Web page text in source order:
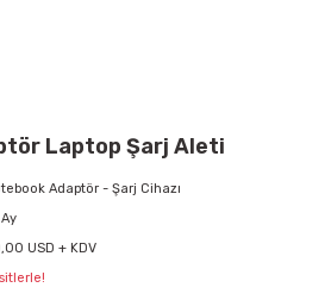
Laptop Şarj Aleti
Adaptör - Şarj Cihazı
USD + KDV